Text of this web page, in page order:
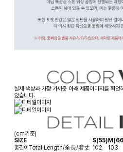
실제 색상과 가장 가까운 아래 제품이미지를 확
있습니다.
(cm기준)
SIZE
S(55)
총길이 Total Length/全長/着丈 102 103